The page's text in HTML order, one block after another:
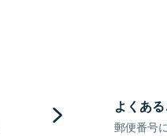
よくあ
郵便番号